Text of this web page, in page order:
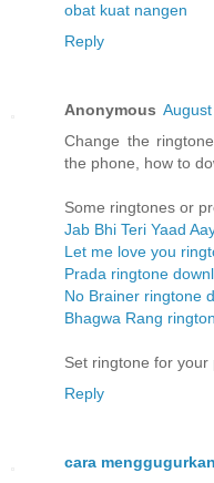
obat kuat nangen
Reply
Anonymous
Change the
the phone, how to
Some ringtones or
Jab Bhi Teri Yaad
Let me love you
Prada ringtone
No Brainer ringtone
Bhagwa Rang
Set ringtone for your
Reply
cara